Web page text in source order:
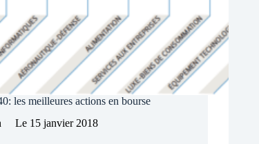
les meilleures actions en bourse
Le 15 janvier 2018